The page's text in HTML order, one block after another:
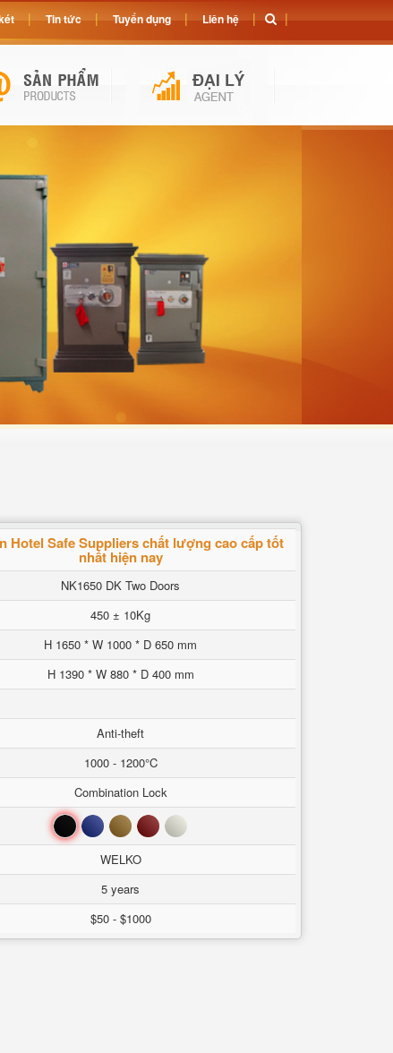
Hotel Safe Suppliers chất lượng cao cấp tốt
nhất hiện nay
NK1650 DK Two Doors
450 ± 10Kg
H 1650 * W 1000 * D 650 mm
H 1390 * W 880 * D 400 mm
Anti-theft
1000 - 1200°C
Combination Lock
Đen Xanh Nâu Đỏ Trắng
WELKO
5 years
$50 - $1000
Tin tức Tuyển dụng Liên hệ